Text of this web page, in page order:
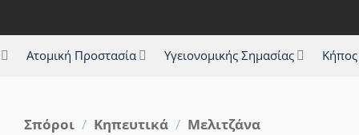
Ατομική Προστασία Υγειονομικής Σημασίας Κήπος
Σπόροι / Κηπευτικά / Μελιτζάνα